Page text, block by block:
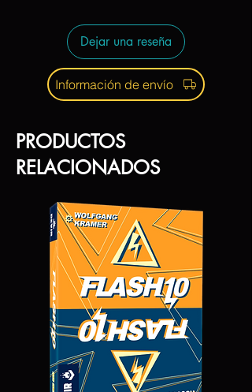
Dejar una reseña
Información de envío
PRODUCTOS
RELACIONADOS